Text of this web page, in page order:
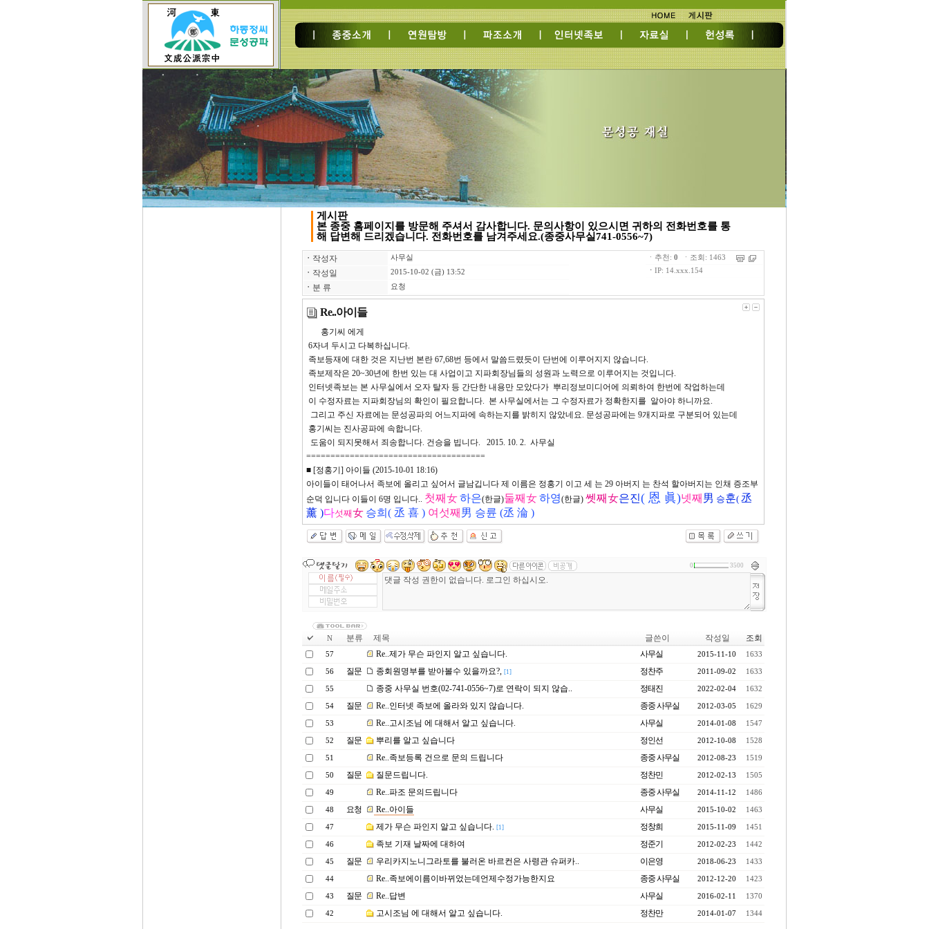
게시판
본 종중 홈페이지를 방문해 주셔서 감사합니다. 문의사항이 있으시면 귀하의 전화번호를 통
해 답변해 드리겠습니다. 전화번호를 남겨주세요.(종중사무실741-0556~7)
ㆍ 작성자 사무실
ㆍ 작성일 2015-10-02 (금) 13:52
ㆍ 분 류 요청
ㆍ추천:0
ㆍ조회: 1463
ㆍIP: 14.xxx.154
Re..아이들
홍기씨 에게
6자녀 두시고 다복하십니다.
족보등재에 대한 것은 지난번 본란 67,68번 등에서 말씀드렸듯이 단번에 이루어지지 않습니다.
족보제작은 20~30년에 한번 있는 대 사업이고 지파회장님들의 성원과 노력으로 이루어지는 것입니다.
인터넷족보는 본 사무실에서 오자 탈자 등 간단한 내용만 모았다가 뿌리정보미디어에 의뢰하여 한번에 작업하는데
이 수정자료는 지파회장님의 확인이 필요합니다. 본 사무실에서는 그 수정자료가 정확한지를 알아야 하니까요.
그리고 주신 자료에는 문성공파의 어느지파에 속하는지를 밝히지 않았네요. 문성공파에는 9개지파로 구분되어 있는데
홍기씨는 진사공파에 속합니다.
도움이 되지못해서 죄송합니다. 건승을 빕니다. 2015. 10. 2. 사무실
=====================================
■ [정홍기] 아이들 (2015-10-01 18:16)
아이들이 태어나서 족보에 올리고 싶어서 글남깁니다 제 이름은 정홍기 이고 세 는 29 아버지 는 찬석 할아버지는 인채 증조부
순덕 입니다 이들이 6명 입니다.. 첫째女 하은(한글)둘째女 하영(한글)쎗째女은진( 恩 眞)넷째 男 승훈(丞
薰 )다섯째女 승희( 丞 喜 ) 여섯째 男 승륜 (丞 淪 )
0 3500
N 분류 제목 글쓴이 작성일 조회
57 Re..제가 무슨 파인지 알고 싶습니다. 사무실 2015-11-10 1633
56 질문 종회원명부를 받아볼수 있을까요?, [1] 정찬주 2011-09-02 1633
55 종중 사무실 번호(02-741-0556~7)로 연락이 되지 않습.. 정태진 2022-02-04 1632
54 질문 Re..인터넷 족보에 올라와 있지 않습니다. 종중 사무실 2012-03-05 1629
53 Re..고시조님 에 대해서 알고 싶습니다. 사무실 2014-01-08 1547
52 질문 뿌리를 알고 싶습니다 정인선 2012-10-08 1528
51 Re..족보등록 건으로 문의 드립니다 종중 사무실 2012-08-23 1519
50 질문 질문드립니다. 정찬민 2012-02-13 1505
49 Re..파조 문의드립니다 종중 사무실 2014-11-12 1486
48 요청 Re..아이들 사무실 2015-10-02 1463
47 제가 무슨 파인지 알고 싶습니다. [1] 정창희 2015-11-09 1451
46 족보 기재 날짜에 대하여 정준기 2012-02-23 1442
45 질문 우리카지노니그라토를 불러온 바르컨은 사령관 슈퍼카.. 이은영 2018-06-23 1433
44 Re..족보에이름이바뀌었는데언제수정가능한지요 종중 사무실 2012-12-20 1423
43 질문 Re..답변 사무실 2016-02-11 1370
42 고시조님 에 대해서 알고 싶습니다. 정찬만 2014-01-07 1344